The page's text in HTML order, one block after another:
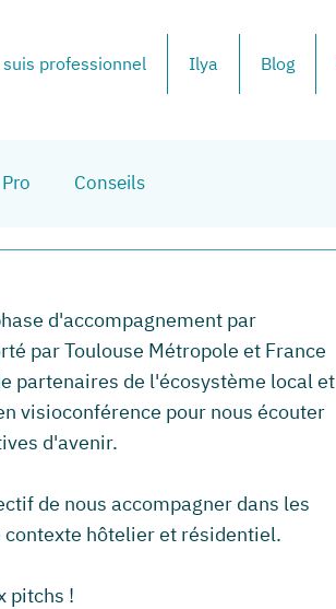
suis professionnel Ilya Blog
Pro Conseils
d'accompagnement par
par Toulouse Métropole et France
partenaires de l'écosystème local et
visioconférence pour nous écouter
d'avenir.
de nous accompagner dans les
hôtelier et résidentiel.
pitchs !